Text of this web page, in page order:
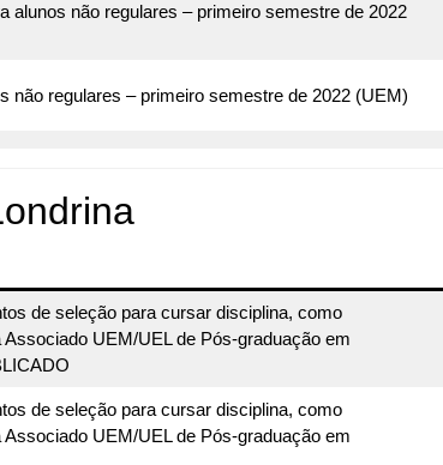
alunos não regulares – primeiro semestre de 2022
não regulares – primeiro semestre de 2022 (UEM)
de seleção para cursar disciplina, como
UEM/UEL de Pós-graduação em
de seleção para cursar disciplina, como
UEM/UEL de Pós-graduação em